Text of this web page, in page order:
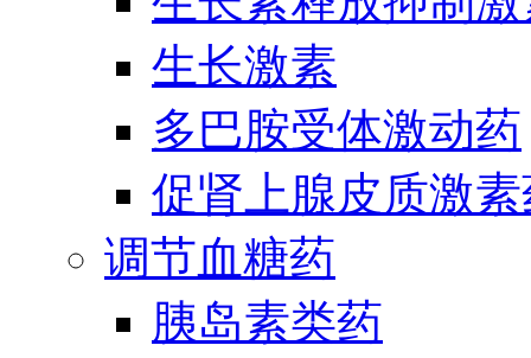
生长激素
多巴胺受体激动药
促肾上腺皮质激
调节血糖药
胰岛素类药